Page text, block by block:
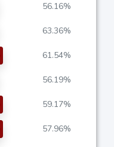
56.16%
63.36%
61.54%
56.19%
59.17%
57.96%